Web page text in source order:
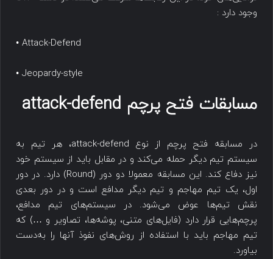
وجود دارد :
• Attack-Defend
• Jeopardy-style
مسابقات فتح پرچم attack-defend
در مسابقه فتح پرچم از نوع attack-defend، هر تیم به
سیستم تیم دیگر حمله می‌کند و در مقابل باید از سیستم خود
نیز دفاع کند. این مسابقه معمولا دو دور (Round) دارد. در دور
اول، یک تیم مهاجم و تیم دیگر مدافع است و در دور بعدی
نقش تیم‌ها عوض می‌شود. در سیستم‌های تیم مدافع،
پرچم‌هایی قرار دارد (فایل‌های متنی، پوشه‌ها، تصاویر و …) که
تیم مهاجم باید با استفاده از روش‌های نفوذ آنها را به‌دست
بیاورد.